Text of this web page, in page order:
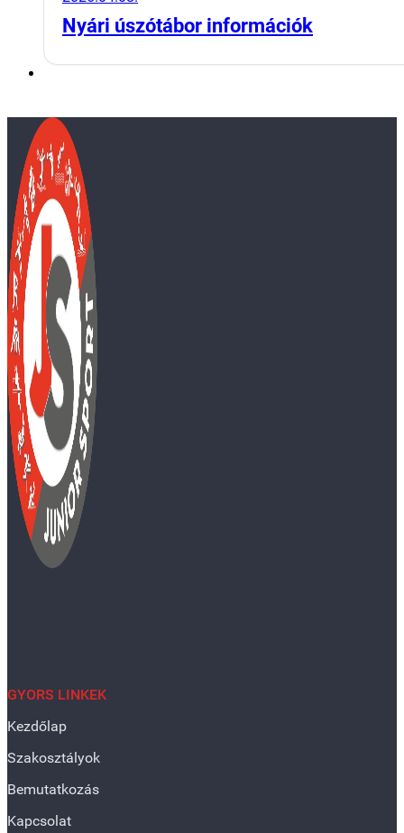
Nyári úszótábor információk
GYORS LINKEK
Kezdőlap
Szakosztályok
Bemutatkozás
Kapcsolat